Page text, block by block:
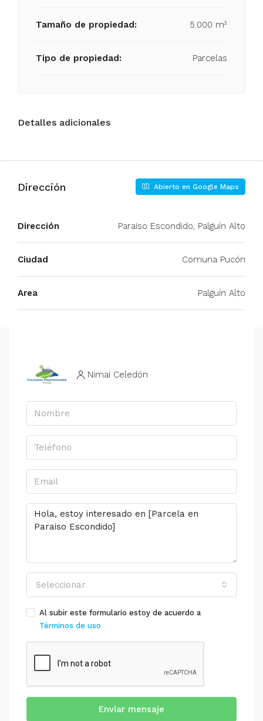
Tamaño de propiedad: 5.000 m²
Tipo de propiedad: Parcelas
Detalles adicionales
Dirección Abierto en Google Maps
Dirección Paraiso Escondido, Palguín Alto
Ciudad Comuna Pucón
Area Palguín Alto
Nimai Celedón
Seleccionar
Al subir este formulario estoy de acuerdo a
Términos de uso
Enviar mensaje